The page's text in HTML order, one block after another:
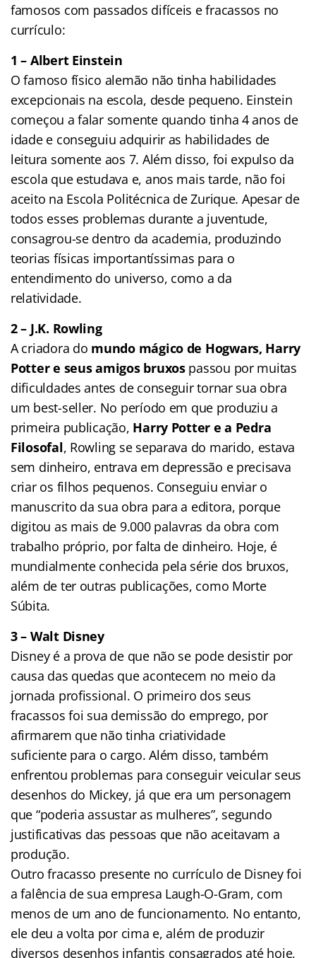
famosos com passados difíceis e fracassos no
currículo:
1 – Albert Einstein
O famoso físico alemão não tinha habilidades
excepcionais na escola, desde pequeno. Einstein
começou a falar somente quando tinha 4 anos de
idade e conseguiu adquirir as habilidades de
leitura somente aos 7. Além disso, foi expulso da
escola que estudava e, anos mais tarde, não foi
aceito na Escola Politécnica de Zurique. Apesar de
todos esses problemas durante a juventude,
consagrou-se dentro da academia, produzindo
teorias físicas importantíssimas para o
entendimento do universo, como a da
relatividade.
2 – J.K. Rowling
A criadora do mundo mágico de Hogwars, Harry
Potter e seus amigos bruxospassou por muitas
dificuldades antes de conseguir tornar sua obra
um best-seller. No período em que produziu a
primeira publicação, Harry Potter e a Pedra
Filosofal, Rowling se separava do marido, estava
sem dinheiro, entrava em depressão e precisava
criar os filhos pequenos. Conseguiu enviar o
manuscrito da sua obra para a editora, porque
digitou as mais de 9.000 palavras da obra com
trabalho próprio, por falta de dinheiro. Hoje, é
mundialmente conhecida pela série dos bruxos,
além de ter outras publicações, como Morte
Súbita.
3 – Walt Disney
Disney é a prova de que não se pode desistir por
causa das quedas que acontecem no meio da
jornada profissional. O primeiro dos seus
fracassos foi sua demissão do emprego, por
afirmarem que não tinha criatividade
suficiente para o cargo. Além disso, também
enfrentou problemas para conseguir veicular seus
desenhos do Mickey, já que era um personagem
que “poderia assustar as mulheres”, segundo
justificativas das pessoas que não aceitavam a
produção.
Outro fracasso presente no currículo de Disney foi
a falência de sua empresa Laugh-O-Gram, com
menos de um ano de funcionamento. No entanto,
ele deu a volta por cima e, além de produzir
diversos desenhos infantis consagrados até hoje,